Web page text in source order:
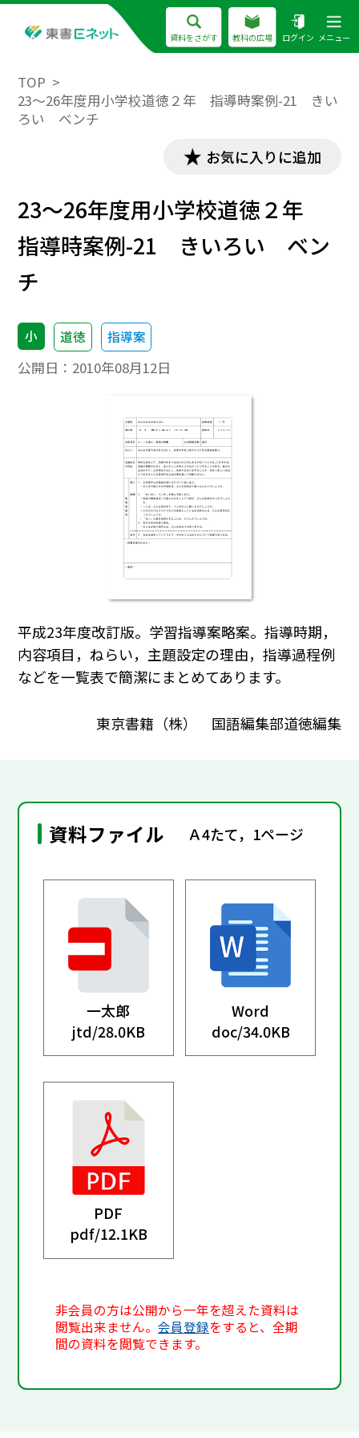
資料をさがす 教科の広場 ログイン メニュー
TOP
23～26年度用小学校道徳２年 指導時案例-21 きい
ろい ベンチ
お気に入りに追加
23～26年度用小学校道徳２年
指導時案例-21 きいろい ベン
チ
小 道徳 指導案
公開日： 2010年08月12日
平成23年度改訂版。学習指導案略案。指導時期，
内容項目，ねらい，主題設定の理由，指導過程例
などを一覧表で簡潔にまとめてあります。
東京書籍（株） 国語編集部道徳編集
資料ファイル Ａ4たて，1ページ
一太郎
jtd/28.0KB
Word
doc/34.0KB
PDF
pdf/12.1KB
非会員の方は公開から一年を超えた資料は
閲覧出来ません。会員登録をすると、全期
間の資料を閲覧できます。